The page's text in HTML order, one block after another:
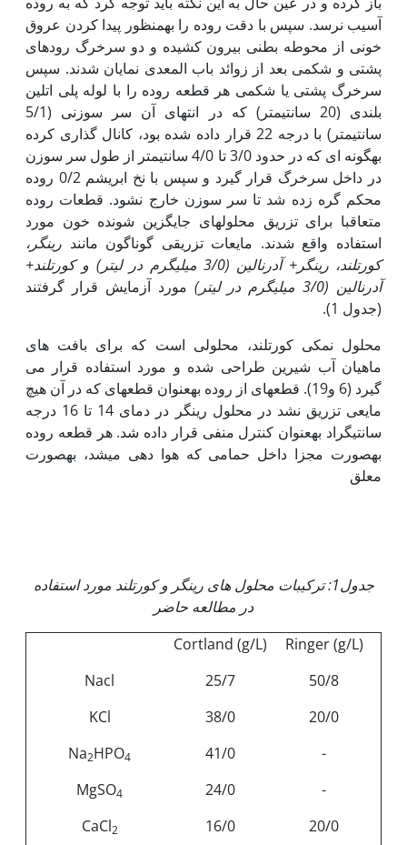
آسیب نرسد. سپس با دقت روده را به‏منظور پیدا کردن عروق
خونی از محوطه بطنی بیرون کشیده و دو سرخرگ روده‏ای
پشتی و شکمی بعد از زوائد باب المعدی نمایان شدند. سپس
سرخرگ پشتی یا شکمی هر قطعه روده را با لوله پلی اتلین
بلندی (20 سانتی‏متر) که در انتهای آن سر سوزنی (5/1
سانتی‏متر) با درجه 22 قرار داده شده بود، کانال گذاری کرده
به‏گونه ای که در حدود 3/0 تا 4/0 سانتی‏متر از طول سر سوزن
در داخل سرخرگ قرار گیرد و سپس با نخ ابریشم 0/2 روده
محکم گره زده شد تا سر سوزن خارج نشود. قطعات روده
متعاقبا برای تزریق محلول‏های جایگزین شونده خون مورد
استفاده واقع شدند. مایعات تزریقی گوناگون مانند رینگر،
کورتلند، رینگر+ آدرنالین (3/0 میلی‏گرم در لیتر) و کورتلند+
آدرنالین (3/0 میلی‏گرم در لیتر)
مورد آزمایش قرار گرفتند
(جدول 1).
محلول نمکی کورتلند، محلولی است که برای بافت های
ماهیان آب شیرین طراحی شده و مورد استفاده قرار می
گیرد (6 و19). قطعه‏ای از روده به‏عنوان قطعه‏ای که در آن هیچ
مایعی تزریق نشد در محلول رینگر در دمای 14 تا 16 درجه
سانتی‏گراد به‏عنوان کنترل منفی قرار داده شد. هر قطعه روده
به‏صورت مجزا داخل حمامی که هوا دهی میشد، به‏صورت
معلق
جدول1: ترکیبات محلول های رینگر و کورتلند مورد استفاده
در مطالعه حاضر
Ringer (g/L)
Cortland (g/L)
50/8
25/7
Nacl
20/0
38/0
KCl
-
41/0
Na2HPO4
-
24/0
MgSO4
20/0
16/0
CaCl2